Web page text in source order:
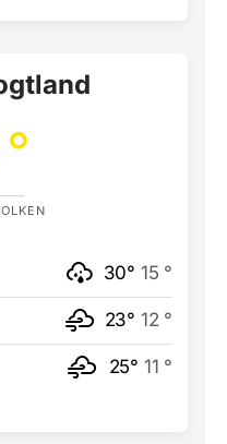
30° 15 °
23° 12 °
25° 11 °